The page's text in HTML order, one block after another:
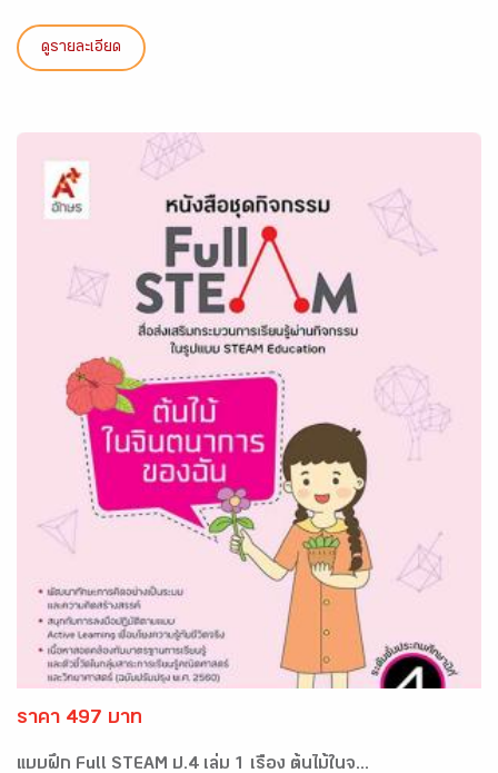
ดูรายละเอียด
ราคา 497 บาท
แบบฝึก Full STEAM ป.4 เล่ม 1 เรื่อง ต้นไม้ในจ...